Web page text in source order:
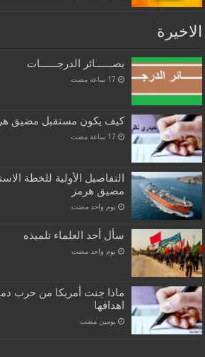
الاخيرة
بصــــــائر الدرجــــــات
كيف يكون مستقبل مضيق
التفاصيل الأولية للخطة
مضيق هرمز
‏يوم واحد مضت
سأل أحد العلماء تلميذه
‏يوم واحد مضت
ماذا جنت أمريكا من حرب
اهدافها
‏يومين مضت